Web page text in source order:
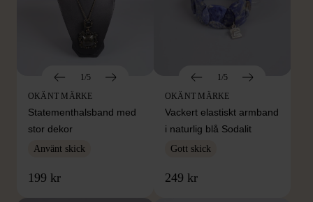
1/5
OKÄNT MÄRKE
Statementhalsband med
stor dekor
Använt skick
199 kr
1/5
OKÄNT MÄRKE
Vackert elastiskt armband
i naturlig blå Sodalit
Gott skick
249 kr